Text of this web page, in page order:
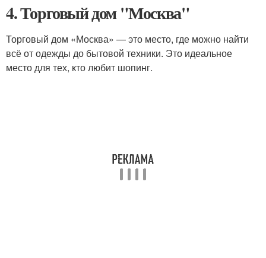
4. Торговый дом "Москва"
Торговый дом «Москва» — это место, где можно найти
всё от одежды до бытовой техники. Это идеальное
место для тех, кто любит шопинг.